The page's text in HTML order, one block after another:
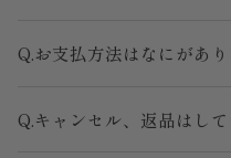
Q.お支払方法はなにがあり
Q.キャンセル、返品はし